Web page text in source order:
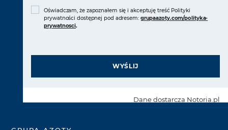
Oświadczam, że zapoznałem się i akceptuję treść Polityki
prywatności dostępnej pod adresem: grupaazoty.com/polityka-
prywatnosci.
WYŚLIJ
Dane dostarcza Notoria.pl